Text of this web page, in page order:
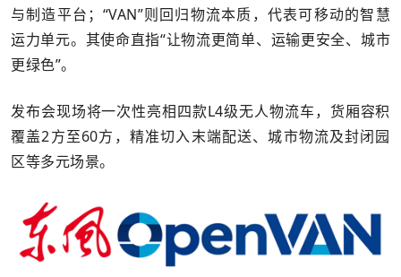
与制造平台；“VAN”则回归物流本质，代表可移动的智慧
运力单元。其使命直指“让物流更简单、运输更安全、城市
更绿色”。
发布会现场将一次性亮相四款L4级无人物流车，货厢容积
覆盖2方至60方，精准切入末端配送、城市物流及封闭园
区等多元场景。